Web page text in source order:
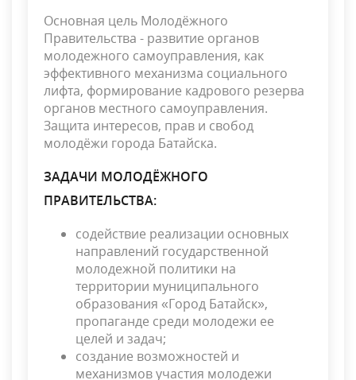
Основная цель Молодёжного
Правительства - развитие органов
молодежного самоуправления, как
эффективного механизма социального
лифта, формирование кадрового резерва
органов местного самоуправления.
Защита интересов, прав и свобод
молодёжи города Батайска.
ЗАДАЧИ МОЛОДЁЖНОГО
ПРАВИТЕЛЬСТВА:
содействие реализации основных
направлений государственной
молодежной политики на
территории муниципального
образования «Город Батайск»,
пропаганде среди молодежи ее
целей и задач;
создание возможностей и
механизмов участия молодежи